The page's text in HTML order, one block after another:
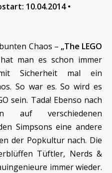
10.04.2014 •
Chaos – „The LEGO
man es schon immer
Sicherheit mal ein
So war es. So wird es
sein. Tada! Ebenso nach
auf verschiedenen
Simpsons eine andere
der Popkultur nach. Die
Tüftler, Nerds &
immer wieder.